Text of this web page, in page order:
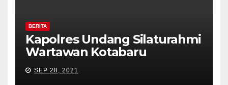
BERITA
Kapolres Undang Silaturahmi
Wartawan Kotabaru
SEP 28, 2021